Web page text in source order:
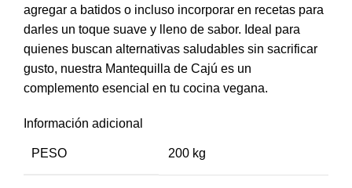
agregar a batidos o incluso incorporar en recetas para
darles un toque suave y lleno de sabor. Ideal para
quienes buscan alternativas saludables sin sacrificar
gusto, nuestra Mantequilla de Cajú es un
complemento esencial en tu cocina vegana.
Información adicional
PESO 200 kg